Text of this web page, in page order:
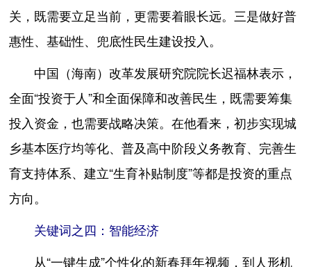
关，既需要立足当前，更需要着眼长远。三是做好普
惠性、基础性、兜底性民生建设投入。
中国（海南）改革发展研究院院长迟福林表示，
全面“投资于人”和全面保障和改善民生，既需要筹集
投入资金，也需要战略决策。在他看来，初步实现城
乡基本医疗均等化、普及高中阶段义务教育、完善生
育支持体系、建立“生育补贴制度”等都是投资的重点
方向。
关键词之四：智能经济
从“一键生成”个性化的新春拜年视频，到人形机